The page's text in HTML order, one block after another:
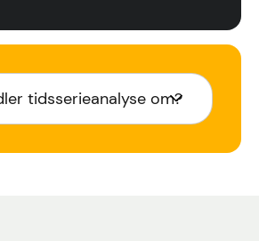
tidsserieanalyse om?